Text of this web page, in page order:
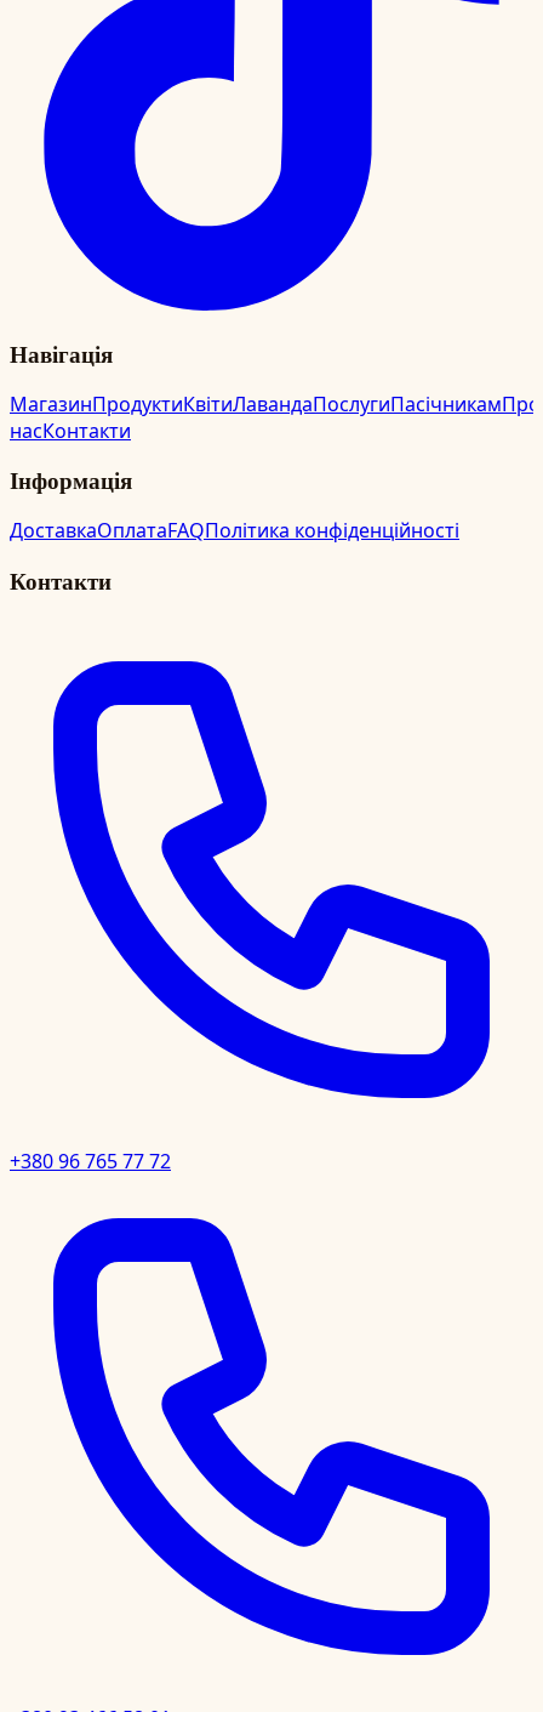
Навігація
МагазинПродуктиКвітиЛавандаПослугиПасічникамПро
насКонтакти
Інформація
ДоставкаОплатаFAQПолітика конфіденційності
Контакти
+380 96 765 77 72